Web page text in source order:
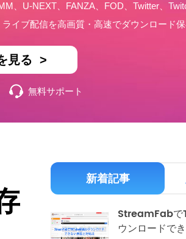
、U-NEXT、FANZA、FOD、Twitter、
イブ配信を高画質・高速でダウンロード保
見る >
無料サポート
新着記事
StreamFabで
ウンロードで